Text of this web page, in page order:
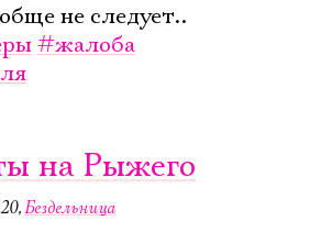
не следует..
#жалоба
на Рыжего
,Бездельница